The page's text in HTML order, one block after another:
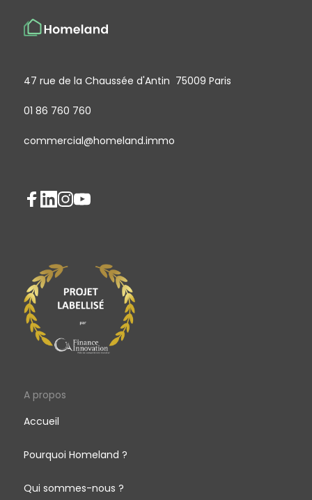
47 rue de la Chaussée d'Antin 75009 Paris
01 86 760 760
commercial@homeland.immo
A propos
Accueil
Pourquoi Homeland ?
Qui sommes-nous ?